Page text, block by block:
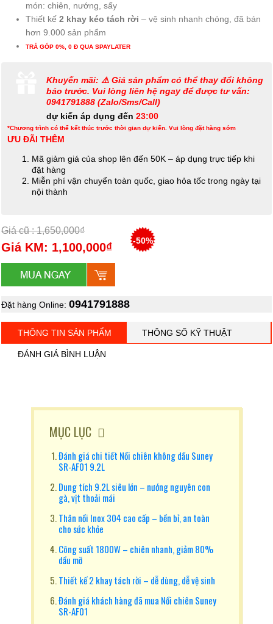
món: chiên, nướng, sấy
Thiết kế 2 khay kéo tách rời – vệ sinh nhanh chóng, đã bán
hơn 9.000 sản phẩm
TRẢ GÓP 0%, 0 Đ QUA SPAYLATER
Khuyến mãi: ⚠️ Giá sản phẩm có thể thay đổi không
báo trước. Vui lòng liên hệ ngay để được tư vấn:
0941791888 (Zalo/Sms/Call)
dự kiến áp dụng đến 23:00
*Chương trình có thể kết thúc trước thời gian dự kiến. Vui lòng đặt hàng sớm
ƯU ĐÃI THÊM
Mã giảm giá của shop lên đến 50K – áp dụng trực tiếp khi
đặt hàng
Miễn phí vận chuyển toàn quốc, giao hỏa tốc trong ngày tại
nội thành
Giá cũ : 1,650,000₫
Giá KM: 1,100,000₫ -50%
Đặt hàng Online: 0941791888
THÔNG TIN SẢN PHẨM THÔNG SỐ KỸ THUẬT
ĐÁNH GIÁ BÌNH LUẬN
MỤC LỤC
Đánh giá chi tiết Nồi chiên không dầu Suney
SR-AF01 9.2L
Dung tích 9.2L siêu lớn – nướng nguyên con
gà, vịt thoải mái
Thân nồi Inox 304 cao cấp – bền bỉ, an toàn
cho sức khỏe
Công suất 1800W – chiên nhanh, giảm 80%
dầu mỡ
Thiết kế 2 khay tách rời – dễ dùng, dễ vệ sinh
Đánh giá khách hàng đã mua Nồi chiên Suney
SR-AF01